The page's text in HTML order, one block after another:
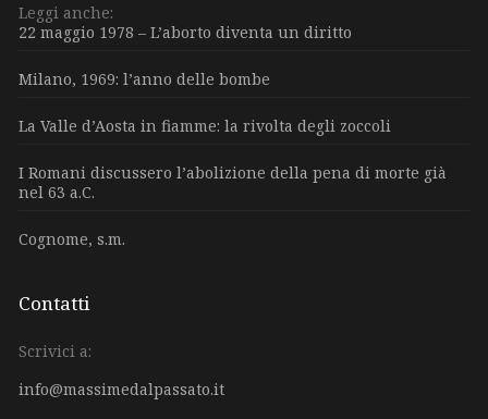
Leggi anche:
22 maggio 1978 – L’aborto diventa un diritto
Milano, 1969: l’anno delle bombe
La Valle d’Aosta in fiamme: la rivolta degli zoccoli
I Romani discussero l’abolizione della pena di morte già
nel 63 a.C.
Cognome, s.m.
Contatti
Scrivici a:
info@massimedalpassato.it